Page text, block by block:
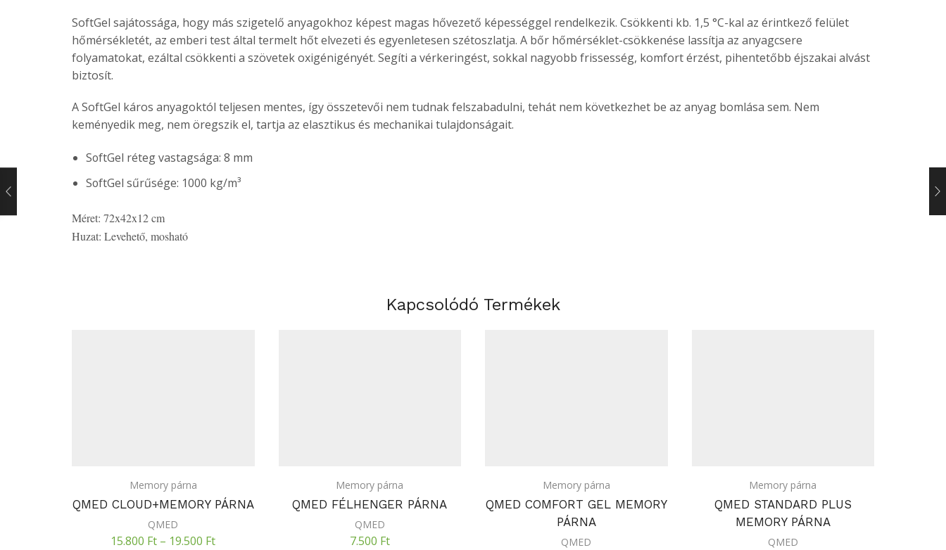
SoftGel sajátossága, hogy más szigetelő anyagokhoz képest magas hővezető képességgel rendelkezik. Csökkenti kb. 1,5 °C-kal az érintkező felület
hőmérsékletét, az emberi test által termelt hőt elvezeti és egyenletesen szétoszlatja. A bőr hőmérséklet-csökkenése lassítja az anyagcsere
folyamatokat, ezáltal csökkenti a szövetek oxigénigényét. Segíti a vérkeringést, sokkal nagyobb frissesség, komfort érzést, pihentetőbb éjszakai alvást
biztosít.
A SoftGel káros anyagoktól teljesen mentes, így összetevői nem tudnak felszabadulni, tehát nem következhet be az anyag bomlása sem. Nem
keményedik meg, nem öregszik el, tartja az elasztikus és mechanikai tulajdonságait.
SoftGel réteg vastagsága: 8 mm
SoftGel sűrűsége: 1000 kg/m³
Méret: 72x42x12 cm
Huzat: Levehető, mosható
Kapcsolódó Termékek
Memory párna
QMED CLOUD+MEMORY PÁRNA
QMED
15.800 Ft – 19.500 Ft
Memory párna
QMED FÉLHENGER PÁRNA
QMED
7.500 Ft
Memory párna
QMED COMFORT GEL MEMORY
PÁRNA
QMED
Memory párna
QMED STANDARD PLUS
MEMORY PÁRNA
QMED